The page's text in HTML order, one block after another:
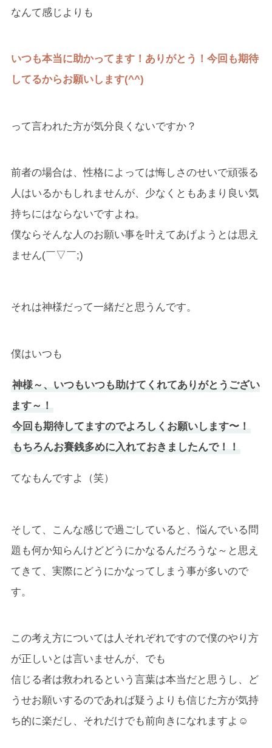
なんて感じよりも
いつも本当に助かってます！ありがとう！今回も期待
してるからお願いします(^^)
って言われた方が気分良くないですか？
前者の場合は、性格によっては悔しさのせいで頑張る
人はいるかもしれませんが、少なくともあまり良い気
持ちにはならないですよね。
僕ならそんな人のお願い事を叶えてあげようとは思え
ません(￣▽￣;)
それは神様だって一緒だと思うんです。
僕はいつも
神様～、いつもいつも助けてくれてありがとうござい
ます～！
今回も期待してますのでよろしくお願いします〜！
もちろんお賽銭多めに入れておきましたんで！！
てなもんですよ（笑）
そして、こんな感じで過ごしていると、悩んでいる問
題も何か知らんけどどうにかなるんだろうな～と思え
てきて、実際にどうにかなってしまう事が多いので
す。
この考え方については人それぞれですので僕のやり方
が正しいとは言いませんが、でも
信じる者は救われるという言葉は本当だと思うし、ど
うせお願いするのであれば疑うよりも信じた方が気持
ち的に楽だし、それだけでも前向きになれますよ☺